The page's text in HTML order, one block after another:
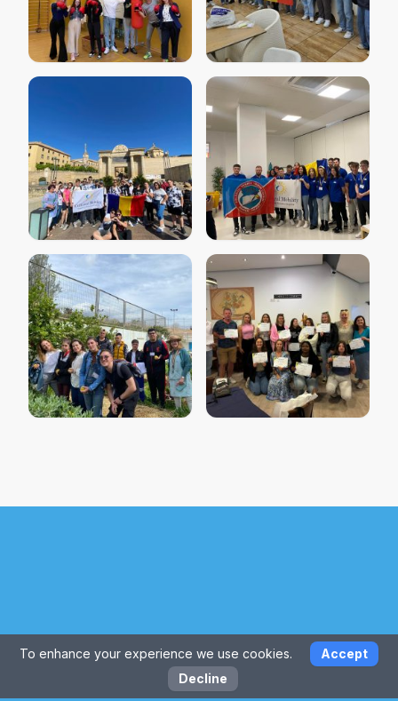
To enhance your experience we use cookies.
Accept
Decline